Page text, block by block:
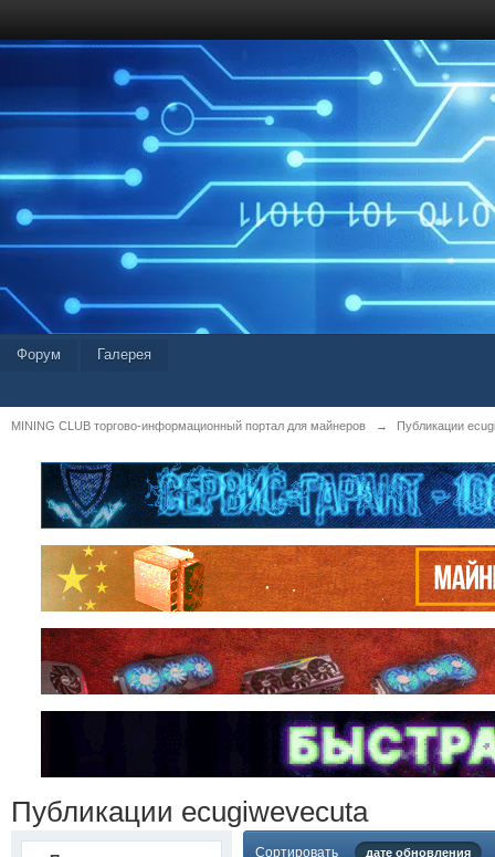
Форум Галерея
MINING CLUB торгово-информационный портал для майнеров → Публикации
Публикации ecugiwevecuta
Сортировать дате обновления